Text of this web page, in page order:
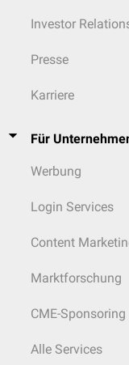
Investor
Presse
Karriere
Für
Werbung
Login Services
Content
Marktforschung
CME-Sponsoring
Alle Services